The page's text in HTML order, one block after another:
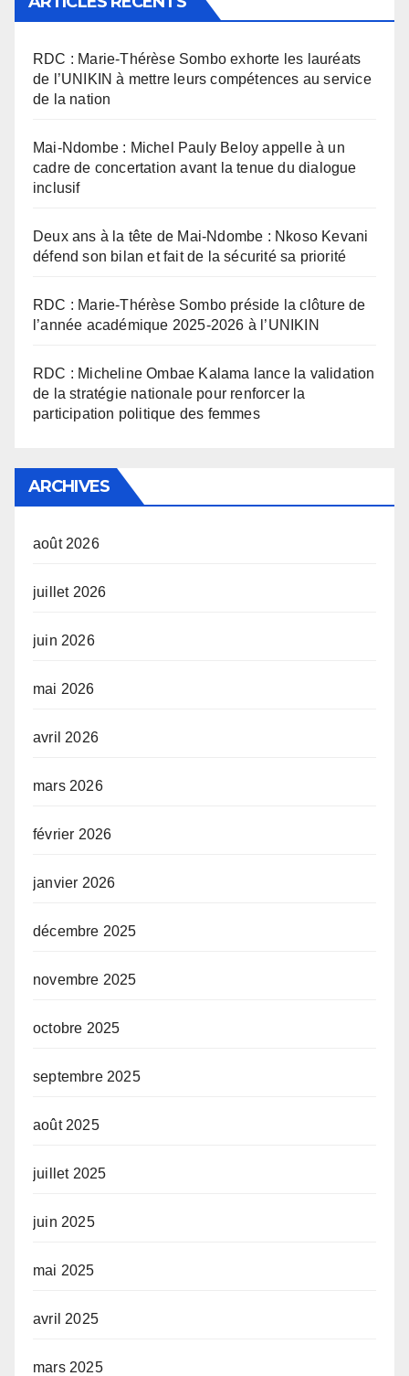
RDC : Marie-Thérèse Sombo exhorte les lauréats
de l’UNIKIN à mettre leurs compétences au service
de la nation
Mai-Ndombe : Michel Pauly Beloy appelle à un
cadre de concertation avant la tenue du dialogue
inclusif
Deux ans à la tête de Mai-Ndombe : Nkoso Kevani
défend son bilan et fait de la sécurité sa priorité
RDC : Marie-Thérèse Sombo préside la clôture de
l’année académique 2025-2026 à l’UNIKIN
RDC : Micheline Ombae Kalama lance la validation
de la stratégie nationale pour renforcer la
participation politique des femmes
ARCHIVES
août 2026
juillet 2026
juin 2026
mai 2026
avril 2026
mars 2026
février 2026
janvier 2026
décembre 2025
novembre 2025
octobre 2025
septembre 2025
août 2025
juillet 2025
juin 2025
mai 2025
avril 2025
mars 2025